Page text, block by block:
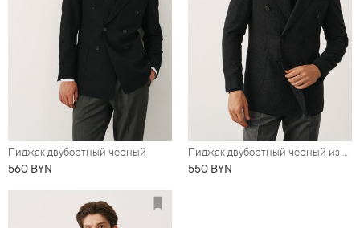
Пиджак двубортный черный
560 BYN
Пиджак двубортный черный из твида в елочку
550 BYN